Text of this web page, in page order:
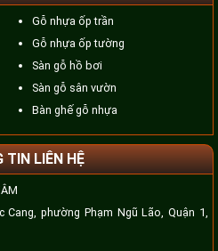
Gỗ nhựa ốp trần
Gỗ nhựa ốp tường
Sàn gỗ hồ bơi
Sàn gỗ sân vườn
Bàn ghế gỗ nhựa
TIN LIÊN HỆ
phường Phạm Ngũ Lão, Quận 1,